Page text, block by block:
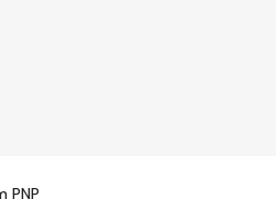
PNP